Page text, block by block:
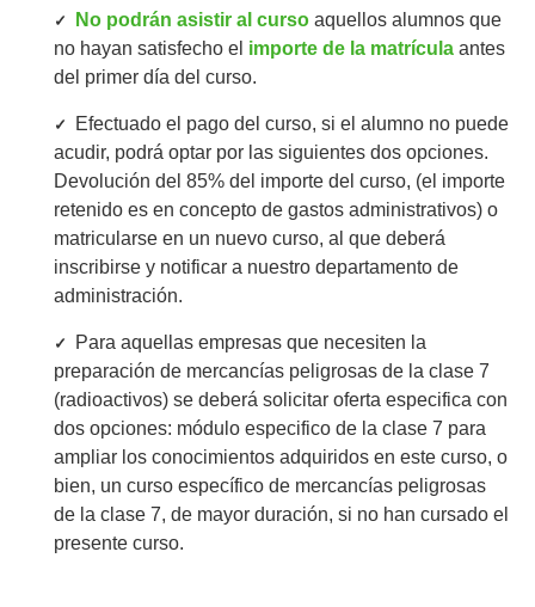
✓ No podrán asistir al curso aquellos alumnos que
no hayan satisfecho el importe de la matrícula antes
del primer día del curso.
✓
Efectuado el pago del curso, si el alumno no puede
acudir, podrá optar por las siguientes dos opciones.
Devolución del 85% del importe del curso, (el importe
retenido es en concepto de gastos administrativos) o
matricularse en un nuevo curso, al que deberá
inscribirse y notificar a nuestro departamento de
administración.
✓
Para aquellas empresas que necesiten la
preparación de mercancías peligrosas de la clase 7
(radioactivos) se deberá solicitar oferta especifica con
dos opciones: módulo especifico de la clase 7 para
ampliar los conocimientos adquiridos en este curso, o
bien, un curso específico de mercancías peligrosas
de la clase 7, de mayor duración, si no han cursado el
presente curso.